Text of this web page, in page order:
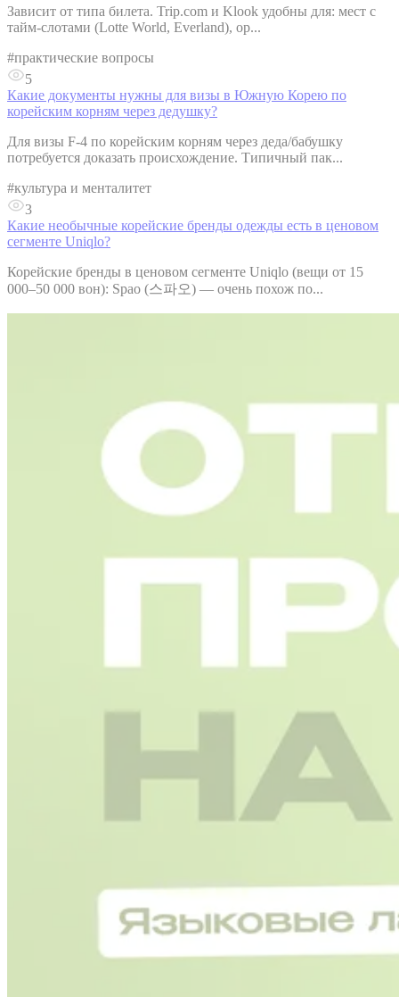
Зависит от типа билета. Trip.com и Klook удобны для: мест с
тайм-слотами (Lotte World, Everland), ор...
#практические вопросы
5
Какие документы нужны для визы в Южную Корею по
корейским корням через дедушку?
Для визы F-4 по корейским корням через деда/бабушку
потребуется доказать происхождение. Типичный пак...
#культура и менталитет
3
Какие необычные корейские бренды одежды есть в ценовом
сегменте Uniqlo?
Корейские бренды в ценовом сегменте Uniqlo (вещи от 15
000–50 000 вон): Spao (스파오) — очень похож по...